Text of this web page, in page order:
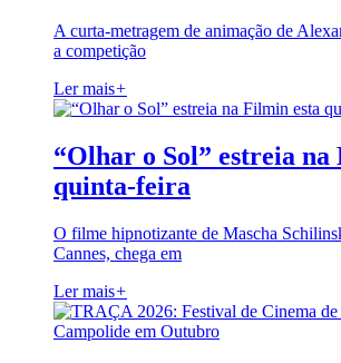
A curta-metragem de animação de
a competição
Ler mais+
“Olhar o Sol” estreia na
quinta-feira
O filme hipnotizante de Mascha
Cannes, chega em
Ler mais+